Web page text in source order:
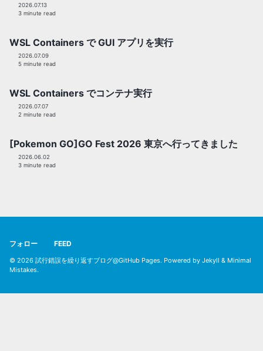
2026.07.13
3 minute read
WSL Containers で GUI アプリを実行
2026.07.09
5 minute read
WSL Containers でコンテナ実行
2026.07.07
2 minute read
[Pokemon GO]GO Fest 2026 東京へ行ってきました
2026.06.02
3 minute read
フォロー FEED
© 2026 試行錯誤を繰り返すブログ@GitHub Pages. Powered by Jekyll & Minimal
Mistakes.